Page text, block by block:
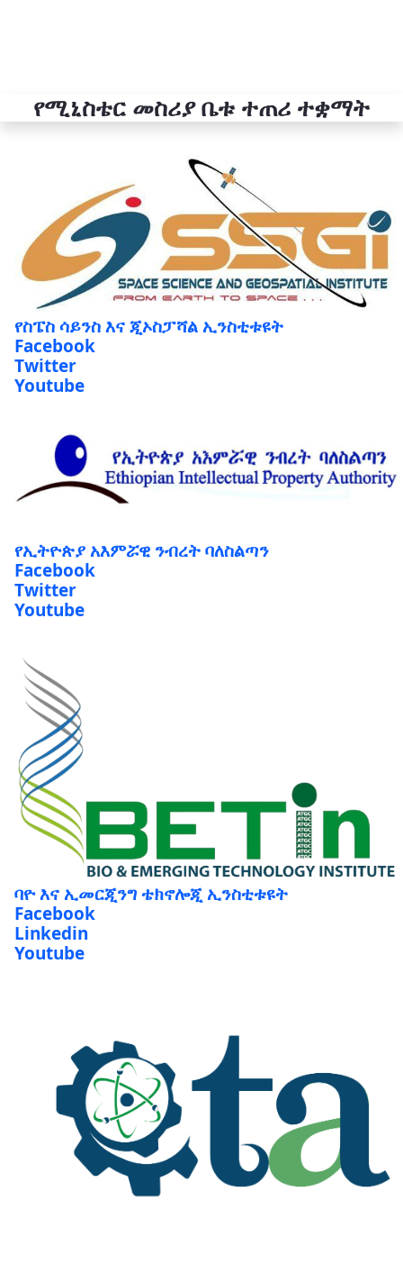
የሚኒስቴር መስሪያ ቤቱ ተጠሪ ተቋማት
የስፔስ ሳይንስ እና ጂኦስፓሻል ኢንስቲቱዩት
Facebook
Twitter
Youtube
የኢትዮጵያ አእምሯዊ ንብረት ባለስልጣን
Facebook
Twitter
Youtube
ባዮ እና ኢመርጂንግ ቴክኖሎጂ ኢንስቲቱዩት
Facebook
Linkedin
Youtube